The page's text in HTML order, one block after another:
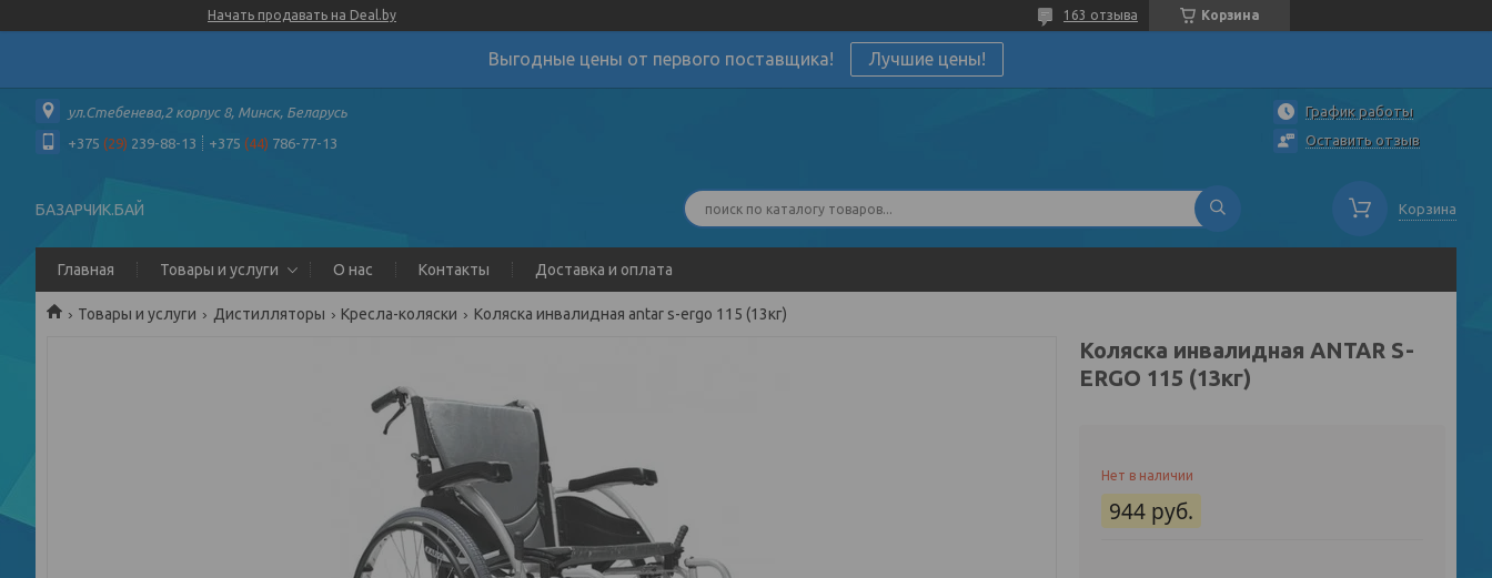
Начать продавать на Deal.by Корзина
163 отзыва
Выгодные цены от первого поставщика! Лучшие цены!
ул.Стебенева,2 корпус 8, Минск, Беларусь
+375 (29) 239-88-13 +375 (44) 786-77-13
График работы
Оставить отзыв
БАЗАРЧИК.БАЙ Корзина
Главная Товары и услуги О нас Контакты Доставка и оплата
Товары и услуги Дистилляторы Кресла-коляски Коляска инвалидная antar s-ergo 115 (13кг)
Коляска инвалидная ANTAR S-
ERGO 115 (13кг)
Нет в наличии
944 руб.